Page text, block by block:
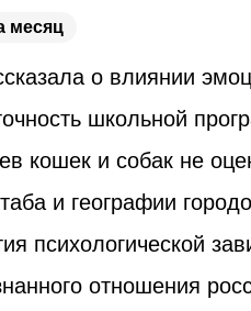
месяц
о влиянии
школьной
кошек и собак не
и географии
психологической
отношения